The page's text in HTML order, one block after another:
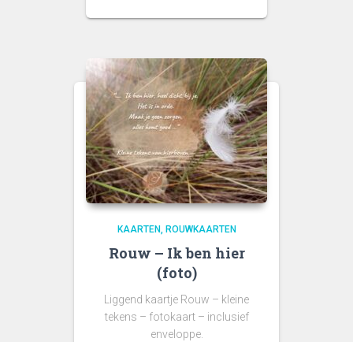
KAARTEN ROUWKAARTEN
Rouw – Ik ben hier
(foto)
Liggend kaartje Rouw – kleine
tekens – fotokaart – inclusief
enveloppe.